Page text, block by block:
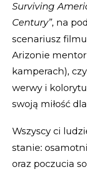
Surviving
Century”, na
scenariusz
Arizonie
kamperach),
werwy i
swoją miłość
Wszyscy ci
stanie:
oraz poczucia